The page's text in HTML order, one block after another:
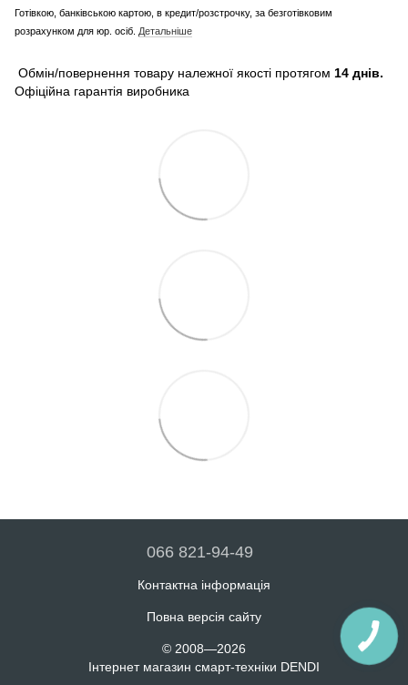
Готівкою, банківською картою, в кредит/розстрочку, за безготівковим
розрахунком для юр. осіб. Детальніше
Обмін/повернення товару належної якості протягом 14 днів.
Офіційна гарантія виробника
066 821-94-49
Контактна інформація
Повна версія сайту
© 2008—2026
Інтернет магазин смарт-техніки DENDI